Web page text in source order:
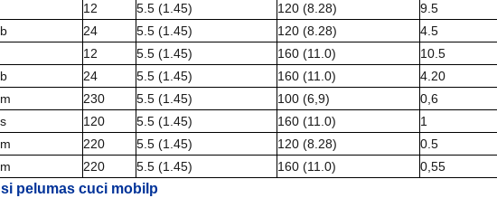
12 5.5 (1.45) 120 (8.28) 9.5
24 5.5 (1.45) 120 (8.28) 4.5
12 5.5 (1.45) 160 (11.0) 10.5
24 5.5 (1.45) 160 (11.0) 4.20
230 5.5 (1.45) 100 (6,9) 0,6
120 5.5 (1.45) 160 (11.0) 1
220 5.5 (1.45) 120 (8.28) 0.5
220 5.5 (1.45) 160 (11.0) 0,55
pelumas cuci mobilp